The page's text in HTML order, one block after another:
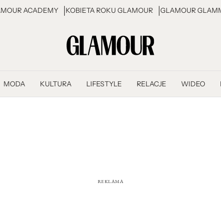
ACADEMY KOBIETA ROKU GLAMOUR GLAMOUR
MODA KULTURA LIFESTYLE RELACJE WIDEO